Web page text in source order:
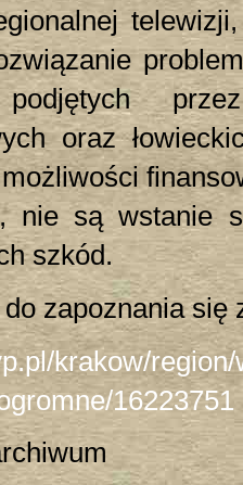
oraz
nie są wstanie
szkód.
zapoznania się
krakow/
16223751